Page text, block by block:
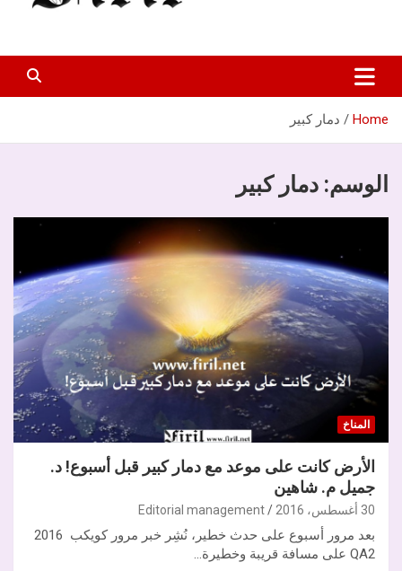
Home دمار كبير
الوسم: دمار كبير
المناخ
الأرض كانت على موعد مع دمار كبير قبل أسبوع! د.
جميل م. شاهين
30 أغسطس، 2016 Editorial management
بعد مرور أسبوع على حدث خطير، نُشِر خبر مرور كويكب 2016
QA2 على مسافة قريبة وخطيرة…